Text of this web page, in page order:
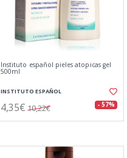
Instituto español pieles atopicas gel
500ml
INSTITUTO ESPAÑOL
4,35€ 10,22€ - 57%